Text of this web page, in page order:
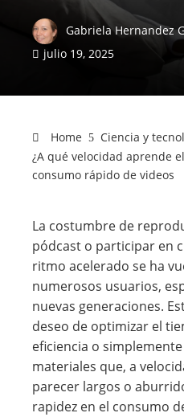
Gabriela Hernandez
julio 19, 2025
Home
Ciencia y
¿A qué velocidad aprende
consumo rápido de videos
La costumbre de
pódcast o participar en
ritmo acelerado se ha
numerosos usuarios,
nuevas generaciones.
deseo de optimizar el
eficiencia o
materiales que, a
parecer largos o
rapidez en el consumo